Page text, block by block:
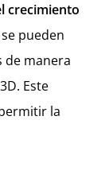
crecimiento
pueden
de manera
Este
la